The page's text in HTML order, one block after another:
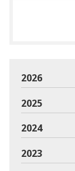
2026
2025
2024
2023